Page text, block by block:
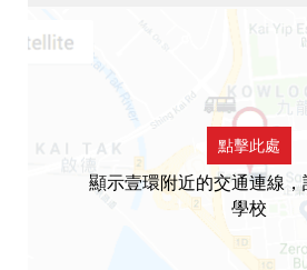
點擊此處
顯示壹環附近的交通連線
學校